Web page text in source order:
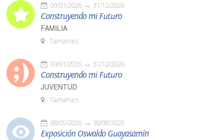
09/01/2026 31/12/2026
Construyendo mi Futuro
FAMILIA
Tamames
09/01/2026 31/12/2026
Construyendo mi Futuro
JUVENTUD
Tamames
08/05/2026 30/08/2026
Exposición Oswaldo Guayasamín